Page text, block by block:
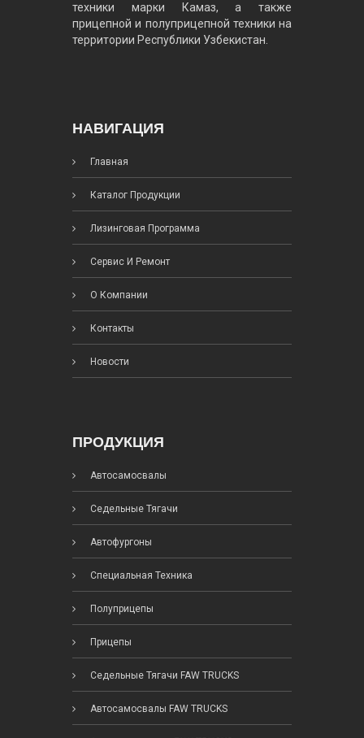
техники марки Камаз, а также
прицепной и полуприцепной техники на
территории Республики Узбекистан.
НАВИГАЦИЯ
Главная
Каталог Продукции
Лизинговая Программа
Сервис И Ремонт
О Компании
Контакты
Новости
ПРОДУКЦИЯ
Автосамосвалы
Седельные Тягачи
Автофургоны
Специальная Техника
Полуприцепы
Прицепы
Седельные Тягачи FAW TRUCKS
Автосамосвалы FAW TRUCKS